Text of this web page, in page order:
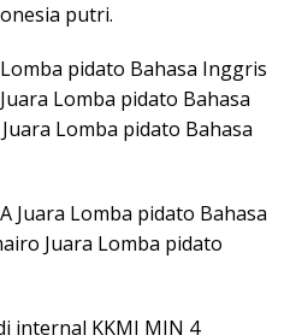
putri.
pidato Bahasa Inggris
Lomba pidato Bahasa
Lomba pidato Bahasa
Juara Lomba pidato Bahasa
Juara Lomba pidato
internal KKMI MIN 4